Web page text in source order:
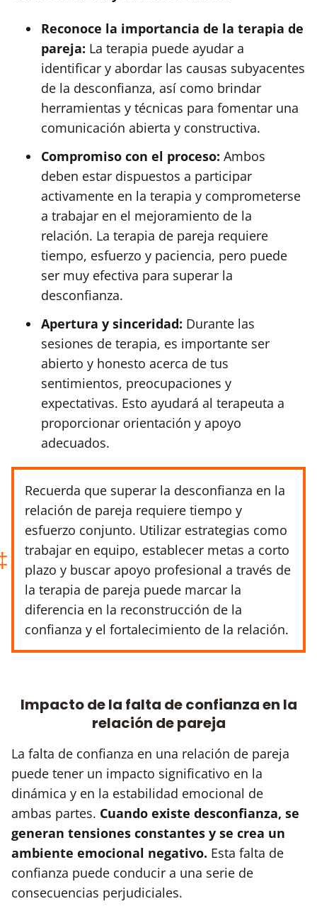
Reconoce la importancia de la terapia de
pareja: La terapia puede ayudar a
identificar y abordar las causas subyacentes
de la desconfianza, así como brindar
herramientas y técnicas para fomentar una
comunicación abierta y constructiva.
Compromiso con el proceso: Ambos
deben estar dispuestos a participar
activamente en la terapia y comprometerse
a trabajar en el mejoramiento de la
relación. La terapia de pareja requiere
tiempo, esfuerzo y paciencia, pero puede
ser muy efectiva para superar la
desconfianza.
Apertura y sinceridad: Durante las
sesiones de terapia, es importante ser
abierto y honesto acerca de tus
sentimientos, preocupaciones y
expectativas. Esto ayudará al terapeuta a
proporcionar orientación y apoyo
adecuados.
Recuerda que superar la desconfianza en la
relación de pareja requiere tiempo y
esfuerzo conjunto. Utilizar estrategias como
trabajar en equipo, establecer metas a corto
plazo y buscar apoyo profesional a través de
la terapia de pareja puede marcar la
diferencia en la reconstrucción de la
confianza y el fortalecimiento de la relación.
Impacto de la falta de confianza en la
relación de pareja
La falta de confianza en una relación de pareja
puede tener un impacto significativo en la
dinámica y en la estabilidad emocional de
ambas partes. Cuando existe desconfianza, se
generan tensiones constantes y se crea un
ambiente emocional negativo. Esta falta de
confianza puede conducir a una serie de
consecuencias perjudiciales.